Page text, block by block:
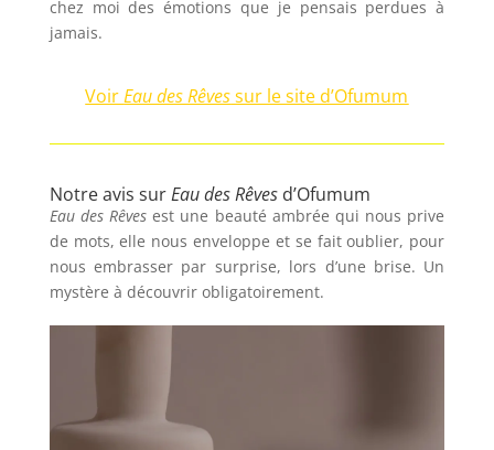
chez moi des émotions que je pensais perdues à
jamais.
VoirEau des Rêvessur le site d’Ofumum
Notre avis surEau des Rêvesd’Ofumum
Eau des Rêves est une beauté ambrée qui nous prive
de mots, elle nous enveloppe et se fait oublier, pour
nous embrasser par surprise, lors d’une brise. Un
mystère à découvrir obligatoirement.